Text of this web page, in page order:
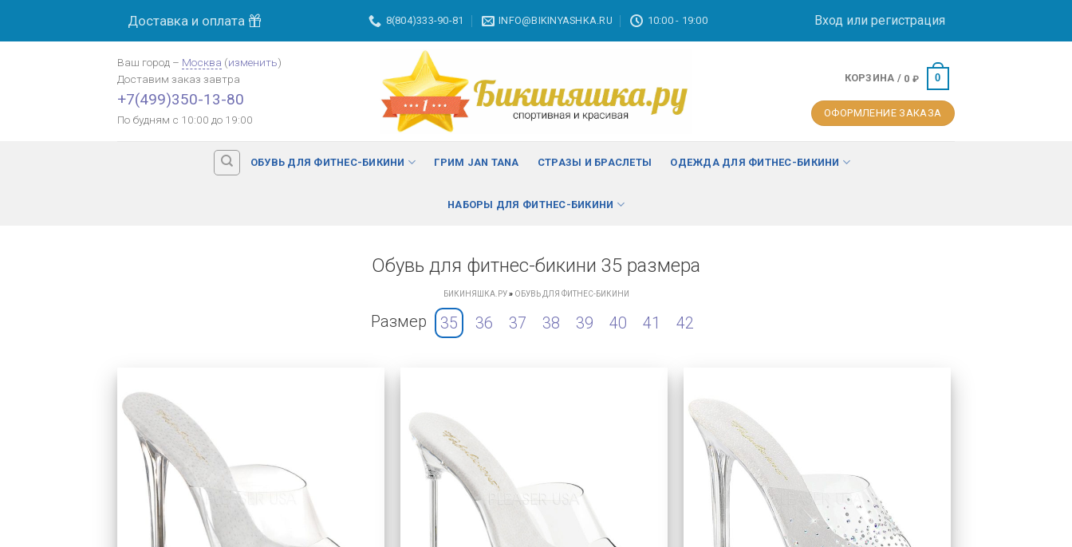
Доставка и оплата 8(804)333-90-81 INFO@BIKINYASHKA.RU 10:00 - 19:00 Вход или регистрация
Ваш город – Москва (изменить)
Доставим заказ завтра
+7(499)350-13-80
По будням с 10:00 до 19:00
КОРЗИНА / 0 ₽ 0
ОФОРМЛЕНИЕ ЗАКАЗА
ОБУВЬ ДЛЯ ФИТНЕС-БИКИНИ ГРИМ JAN TANA СТРАЗЫ И БРАСЛЕТЫ ОДЕЖДА ДЛЯ ФИТНЕС-БИКИНИ
НАБОРЫ ДЛЯ ФИТНЕС-БИКИНИ
Обувь для фитнес-бикини 35 размера
БИКИНЯШКА.РУ» ОБУВЬ ДЛЯ ФИТНЕС-БИКИНИ
Размер 35 36 37 38 39 40 41 42